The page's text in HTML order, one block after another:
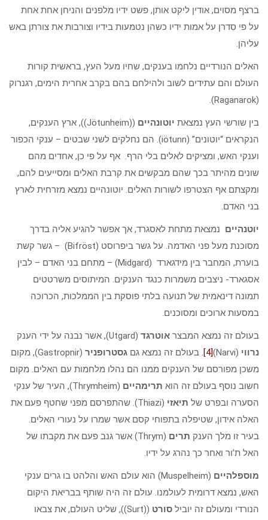
ברצף מסוים, אודין ליקט אותן, פשט ידיו מלפנים והניחן אחת אחת
על פי סִדרן על אמות ידיו כשהן נטמעות בידיו וצורבות את צורתן באש
עליהן.
האלים הנורדיים נלחמו בענקים, שחיו מעל העץ, בראשית קורות
העולם והם עתידים לשוב ולהילחם בהם בקרב אחרית הימים, רגנרוק
(Raganarok).
בין שורשי העץ נמצאת יוטונהיים
((Jötunheim)), ארץ הענקים,
הנקראים “יוטונים” (iötunn). הם נחלקים לשני שבטים – ענקי הכפור
וענקי האש, ומציקים לאלים בלי הרף. אף על פי כן, אחדים מהם
שונים מהיתר בכך שהם מבקשים את קרבת האלים ומסייעים להם,
ומקצתם אף הצטרפו לשורות האלים. יוטונהיים נמצא מזרחית לארץ
בני האדם.
יוטנהיים נמצאת מתחת לאסגרד, אך אפשר להגיע אליה בדרך
מסוכנת מעל פני האדמה. על גשר ביפרוסט (Bifröst) – גשר קשת
בוערת, המחבר בין מידגארד (Midgard) – מתחם בני האדם – לבין
אסגארד- ניצבים משמרות כנגד הענקים. המיתוסים משרטטים
תמונה דינאמית של תנועה בלתי פוסקת בין הממלכות, הכרוכה
במסעות ארוכים ומסוכנים.
בעולם זה נמצא המבצר אוטרגד (Utgard), אשר נבנה על ידי הענק
נרווי (Narvi)
[4] . בעולם זה נמצא גם גסטרופניר
(Gastropnir), מקום
משכן מפורסם של הענקים ממנו הם נהלו מלחמות עם האלים. מקום
חשוב נוסף בעולם זה הוא תרימהיים
(Thrymheim), העיר של ענקי
הסערה ובפרט של תיאזי
(Thiazi). שהתפרסם מפני שחטף פעם את
האלה אידון, שטיפלה בתפוחי קסם אשר שמרו על נעורי האלים.
בעיר זו מלך הענק תרים
(Thrym) אשר גנב פעם את מקבתו של
האל ת’ור ואחר כך נהרג על ידיו.
מוספלהיים
(Muspelheim) הוא עולם האש והלהט בו גרים ענקי
האש, נמצא דרומית לעולמנו. עולם זה היה שותף בבריאת היקום
הנורדי ומעולם זה יוביל סורט
((Surt)), שליט העולם, את צבאו